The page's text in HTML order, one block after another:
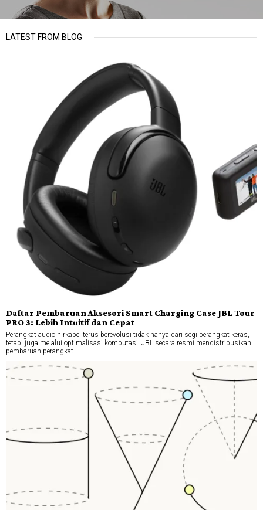
LATEST FROM BLOG
Daftar Pembaruan Aksesori Smart Charging Case JBL Tour
PRO 3: Lebih Intuitif dan Cepat
Perangkat audio nirkabel terus berevolusi tidak hanya dari segi perangkat keras,
tetapi juga melalui optimalisasi komputasi. JBL secara resmi mendistribusikan
pembaruan perangkat